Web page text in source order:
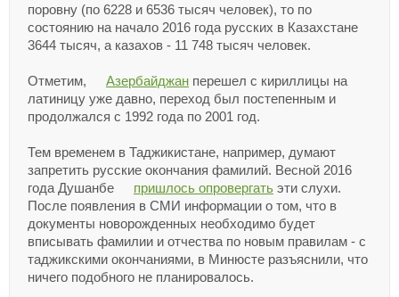
поровну (по 6228 и 6536 тысяч человек), то по
состоянию на начало 2016 года русских в Казахстане
3644 тысяч, а казахов - 11 748 тысяч человек.
Отметим, Азербайджан перешел с кириллицы на
латиницу уже давно, переход был постепенным и
продолжался с 1992 года по 2001 год.
Тем временем в Таджикистане, например, думают
запретить русские окончания фамилий. Весной 2016
года Душанбе
пришлось опровергать эти слухи.
После появления в СМИ информации о том, что в
документы новорожденных необходимо будет
вписывать фамилии и отчества по новым правилам - с
таджикскими окончаниями, в Минюсте разъяснили, что
ничего подобного не планировалось.